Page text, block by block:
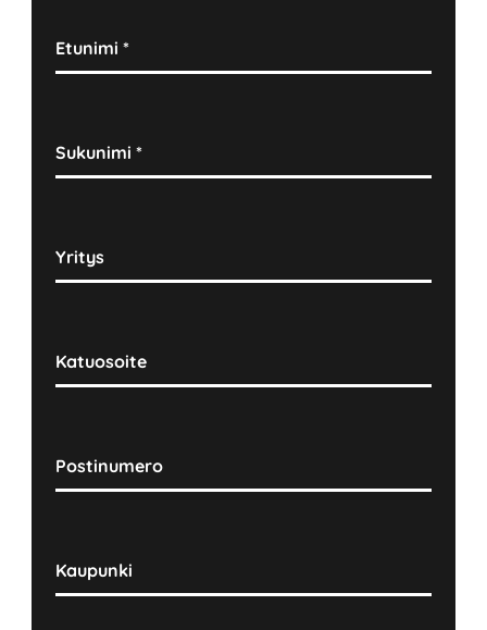
Etunimi*
Sukunimi*
Yritys
Katuosoite
Postinumero
Kaupunki